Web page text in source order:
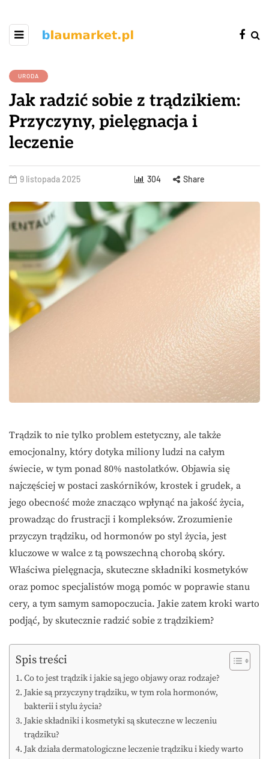
URODA
Jak radzić sobie z trądzikiem:
Przyczyny, pielęgnacja i
leczenie
9 listopada 2025 304 Share
Trądzik to nie tylko problem estetyczny, ale także
emocjonalny, który dotyka miliony ludzi na całym
świecie, w tym ponad 80% nastolatków. Objawia się
najczęściej w postaci zaskórników, krostek i grudek, a
jego obecność może znacząco wpłynąć na jakość życia,
prowadząc do frustracji i kompleksów. Zrozumienie
przyczyn trądziku, od hormonów po styl życia, jest
kluczowe w walce z tą powszechną chorobą skóry.
Właściwa pielęgnacja, skuteczne składniki kosmetyków
oraz pomoc specjalistów mogą pomóc w poprawie stanu
cery, a tym samym samopoczucia. Jakie zatem kroki warto
podjąć, by skutecznie radzić sobie z trądzikiem?
Spis treści
Co to jest trądzik i jakie są jego objawy oraz rodzaje?
Jakie są przyczyny trądziku, w tym rola hormonów,
bakterii i stylu życia?
Jakie składniki i kosmetyki są skuteczne w leczeniu
trądziku?
Jak działa dermatologiczne leczenie trądziku i kiedy warto